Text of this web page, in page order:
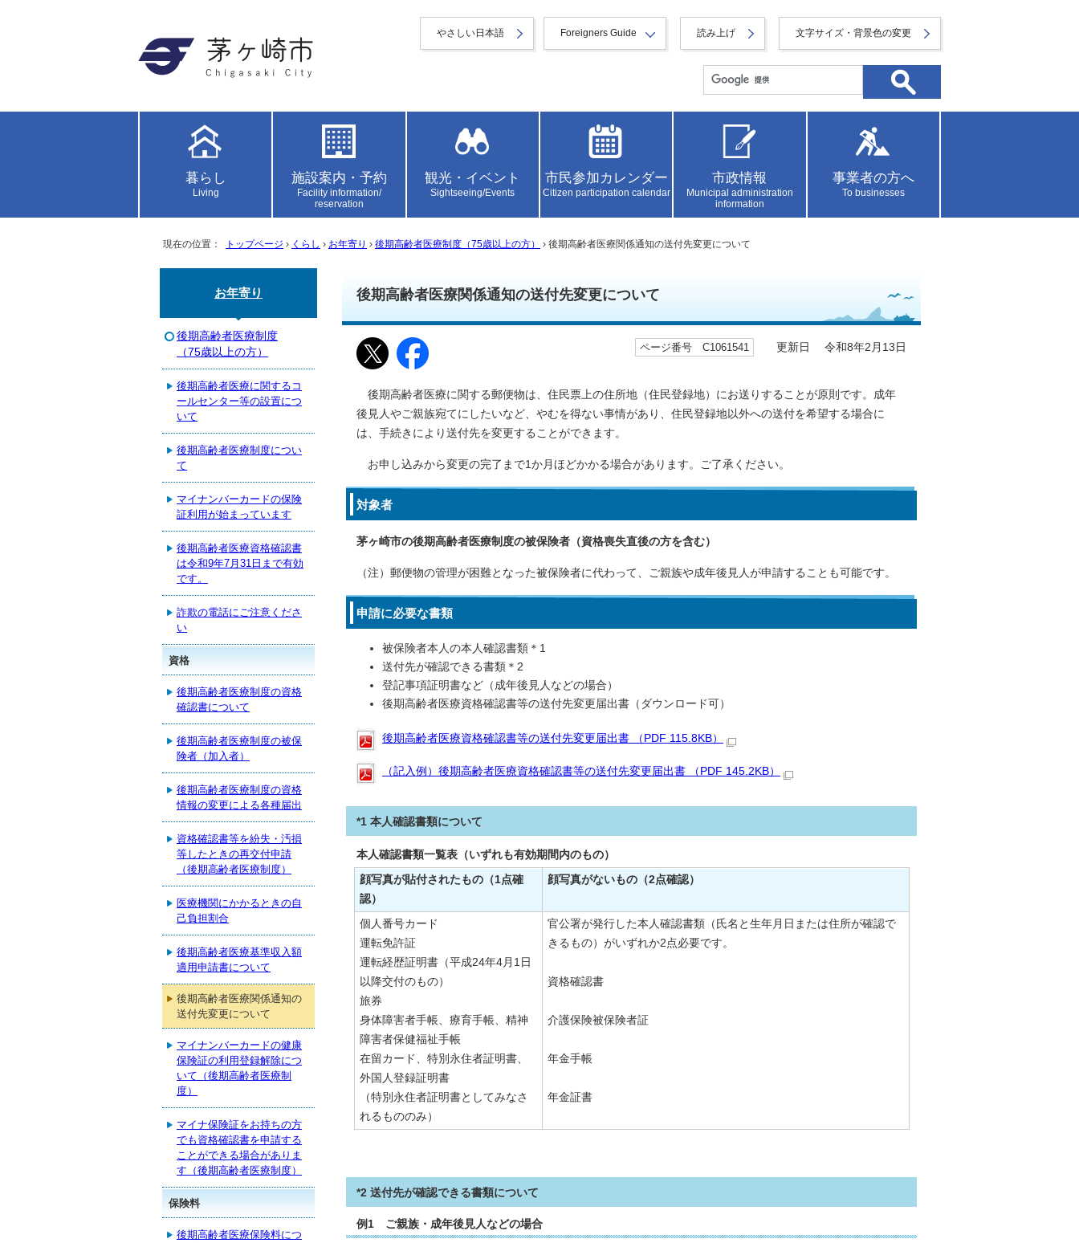
やさしい日本語 Foreigners Guide 読み上げ 文字サイズ・背景色の変更
暮らし
Living
施設案内・予約
Facility information/
reservation
観光・イベント
Sightseeing/Events
市民参加カレンダー
Citizen participation calendar
市政情報
Municipal administration
information
事業者の方へ
To businesses
現在の位置： トップページ › くらし › お年寄り › 後期高齢者医療制度（75歳以上の方） › 後期高齢者医療関係通知の送付先変更について
後期高齢者医療関係通知の送付先変更について
ページ番号 C1061541 更新日 令和8年2月13日
後期高齢者医療に関する郵便物は、住民票上の住所地（住民登録地）にお送りすることが原則です。成年
後見人やご親族宛てにしたいなど、やむを得ない事情があり、住民登録地以外への送付を希望する場合に
は、手続きにより送付先を変更することができます。
お申し込みから変更の完了まで1か月ほどかかる場合があります。ご了承ください。
対象者
茅ヶ崎市の後期高齢者医療制度の被保険者（資格喪失直後の方を含む）
（注）郵便物の管理が困難となった被保険者に代わって、ご親族や成年後見人が申請することも可能です。
申請に必要な書類
被保険者本人の本人確認書類＊1
送付先が確認できる書類＊2
登記事項証明書など（成年後見人などの場合）
後期高齢者医療資格確認書等の送付先変更届出書（ダウンロード可）
後期高齢者医療資格確認書等の送付先変更届出書 （PDF 115.8KB）
（記入例）後期高齢者医療資格確認書等の送付先変更届出書 （PDF 145.2KB）
*1 本人確認書類について
本人確認書類一覧表（いずれも有効期間内のもの）
顔写真が貼付されたもの（1点確
認）
顔写真がないもの（2点確認）
個人番号カード
運転免許証
運転経歴証明書（平成24年4月1日
以降交付のもの）
旅券
身体障害者手帳、療育手帳、精神
障害者保健福祉手帳
在留カード、特別永住者証明書、
外国人登録証明書
（特別永住者証明書としてみなさ
れるもののみ）
官公署が発行した本人確認書類（氏名と生年月日または住所が確認で
きるもの）がいずれか2点必要です。
資格確認書
介護保険被保険者証
年金手帳
年金証書
*2 送付先が確認できる書類について
例1 ご親族・成年後見人などの場合
お年寄り
後期高齢者医療制度
（75歳以上の方）
後期高齢者医療に関するコ
ールセンター等の設置につ
いて
後期高齢者医療制度につい
て
マイナンバーカードの保険
証利用が始まっています
後期高齢者医療資格確認書
は令和9年7月31日まで有効
です。
詐欺の電話にご注意くださ
い
資格
後期高齢者医療制度の資格
確認書について
後期高齢者医療制度の被保
険者（加入者）
後期高齢者医療制度の資格
情報の変更による各種届出
資格確認書等を紛失・汚損
等したときの再交付申請
（後期高齢者医療制度）
医療機関にかかるときの自
己負担割合
後期高齢者医療基準収入額
適用申請書について
後期高齢者医療関係通知の
送付先変更について
マイナンバーカードの健康
保険証の利用登録解除につ
いて（後期高齢者医療制
度）
マイナ保険証をお持ちの方
でも資格確認書を申請する
ことができる場合がありま
す（後期高齢者医療制度）
保険料
後期高齢者医療保険料につ